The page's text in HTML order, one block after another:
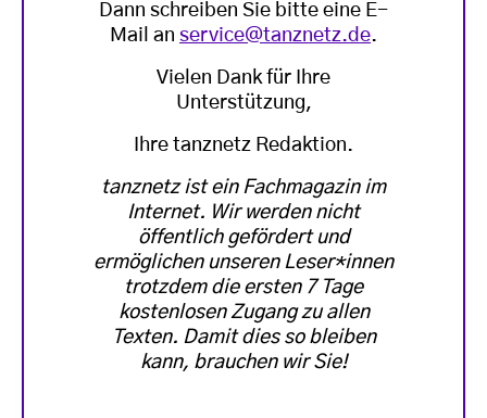
Dann schreiben Sie bitte eine E-
Mail an service@tanznetz.de.
Vielen Dank für Ihre
Unterstützung,
Ihre tanznetz Redaktion.
tanznetz ist ein Fachmagazin im
Internet. Wir werden nicht
öffentlich gefördert und
ermöglichen unseren Leser*innen
trotzdem die ersten 7 Tage
kostenlosen Zugang zu allen
Texten. Damit dies so bleiben
kann, brauchen wir Sie!